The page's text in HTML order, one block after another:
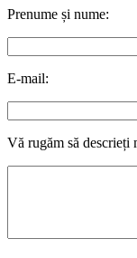
Prenume și nume:
E-mail:
Vă rugăm să descrieți